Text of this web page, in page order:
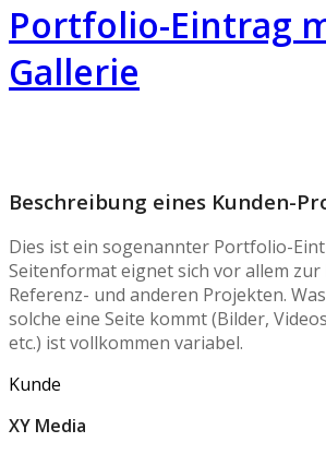
Portfolio-Eintrag
Gallerie
Beschreibung eines Kunden-
Dies ist ein sogenannter Portfolio-
Seitenformat eignet sich vor allem
Referenz- und anderen Projekten.
solche eine Seite kommt (Bilder,
etc.) ist vollkommen variabel.
Kunde
XY Media